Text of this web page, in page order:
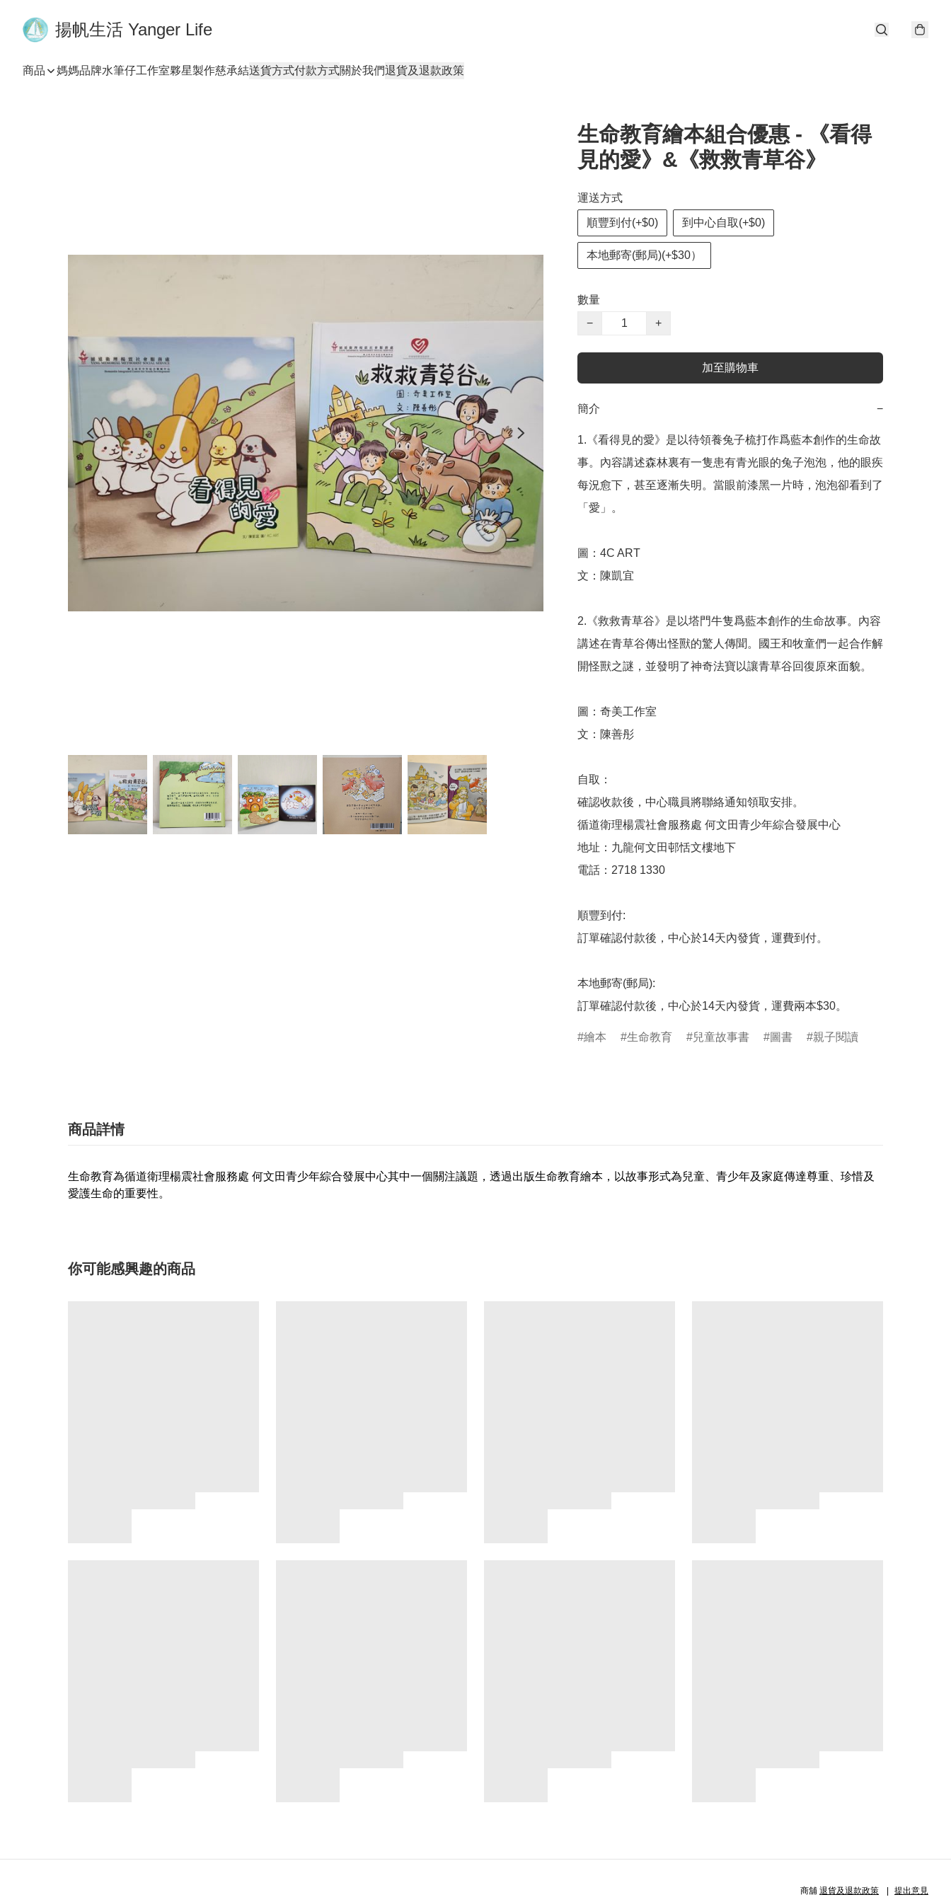
揚帆生活 Yanger Life
商品 媽媽品牌水筆仔工作室夥星製作慈承結送貨方式付款方式關於我們退貨及退款政策
生命教育繪本組合優惠 - 《看得
見的愛》&《救救青草谷》
運送方式
順豐到付(+$0) 到中心自取(+$0)
本地郵寄(郵局)(+$30）
數量
−
+
加至購物車
簡介 −
1.《看得見的愛》是以待領養兔子梳打作爲藍本創作的生命故
事。內容講述森林裏有一隻患有青光眼的兔子泡泡，他的眼疾
每況愈下，甚至逐漸失明。當眼前漆黑一片時，泡泡卻看到了
「愛」。
圖：4C ART
文：陳凱宜
2.《救救青草谷》是以塔門牛隻爲藍本創作的生命故事。內容
講述在青草谷傳出怪獸的驚人傳聞。國王和牧童們一起合作解
開怪獸之謎，並發明了神奇法寶以讓青草谷回復原來面貌。
圖：奇美工作室
文：陳善彤
自取：
確認收款後，中心職員將聯絡通知領取安排。
循道衛理楊震社會服務處 何文田青少年綜合發展中心
地址：九龍何文田邨恬文樓地下
電話：2718 1330
順豐到付:
訂單確認付款後，中心於14天內發貨，運費到付。
本地郵寄(郵局):
訂單確認付款後，中心於14天內發貨，運費兩本$30。
繪本 生命教育 兒童故事書 圖書 親子閱讀
商品詳情
生命教育為循道衛理楊震社會服務處 何文田青少年綜合發展中心其中一個關注議題，透過出版生命教育繪本，以故事形式為兒童、青少年及家庭傳達尊重、珍惜及
愛護生命的重要性。
你可能感興趣的商品
商舖 退貨及退款政策 提出意見